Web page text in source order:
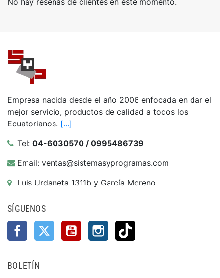
No hay reseñas de clientes en este momento.
Empresa nacida desde el año 2006 enfocada en dar el
mejor servicio, productos de calidad a todos los
Ecuatorianos. [...]
Tel: 04-6030570 / 0995486739
Email: ventas@sistemasyprogramas.com
Luis Urdaneta 1311b y García Moreno
SÍGUENOS
FacebookTwitter YouTube Instagram
BOLETÍN